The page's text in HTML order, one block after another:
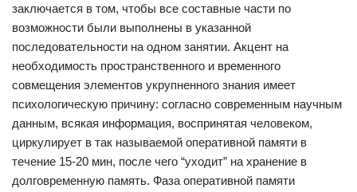
заключается в том, чтобы все составные части по
возможности были выполнены в указанной
последовательности на одном занятии. Акцент на
необходимость пространственного и временного
совмещения элементов укрупненного знания имеет
психологическую причину: согласно современным научным
данным, всякая информация, воспринятая человеком,
циркулирует в так называемой оперативной памяти в
течение 15-20 мин, после чего “уходит” на хранение в
долговременную память. Фаза оперативной памяти